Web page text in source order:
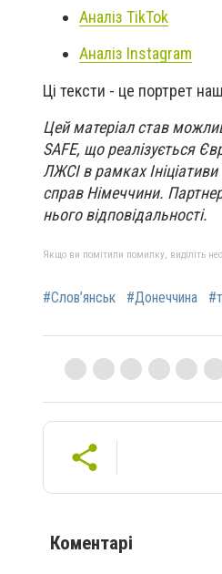
Аналіз TikTok
Аналіз Instagram
Ці тексти - це портрет
Цей матеріал став
SAFE, що реалізується
ЛЖСІ в рамках
справ Німеччини.
нього відповідальності.
Якщо ви помітили помилку, виділіть
#Слов’янськ #Донеччина
Коментарі